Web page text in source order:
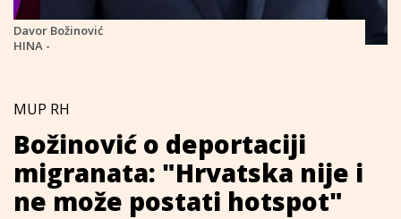
Davor Božinović
HINA -
MUP RH
Božinović o deportaciji
migranata: "Hrvatska nije i
ne može postati hotspot"